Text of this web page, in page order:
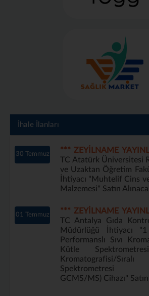
İhale İlanları
30 Temmuz
*** ZEYİLNAME
TC Atatürk Üniversitesi
ve Uzaktan Öğretim
İhtiyacı "Muhtelif Cins
Malzemesi" Satın
01 Temmuz
*** ZEYİLNAME
TC Antalya Gıda
Müdürlüğü İhtiyacı
Performanslı Sıvı
Kütle
Kromatografisi/
Spektrometresi
GCMS/MS) Cihazı"